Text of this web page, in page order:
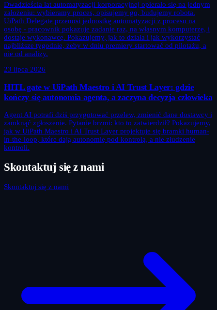
Dwadzieścia lat automatyzacji korporacyjnej opierało się na jednym
założeniu: wybieramy proces, opisujemy go, budujemy robota.
UiPath Delegate przenosi jednostkę automatyzacji z procesu na
osobę - pracownik pokazuje zadanie raz, na własnym komputerze, i
dostaje wykonawcę. Pokazujemy, jak to działa i jak wykorzystać
najbliższe tygodnie, żeby w dniu premiery startować od pilotażu, a
nie od analizy.
23 lipca 2026
HITL gate w UiPath Maestro i AI Trust Layer: gdzie
kończy się autonomia agenta, a zaczyna decyzja człowieka
Agent AI potrafi dziś przygotować przelew, zmienić dane dostawcy i
zamknąć zgłoszenie. Pytanie brzmi: kto to zatwierdził? Pokazujemy,
jak w UiPath Maestro i AI Trust Layer projektuje się bramki human-
in-the-loop, które dają autonomię pod kontrolą, a nie złudzenie
kontroli.
Skontaktuj się z nami
Skontaktuj się z nami